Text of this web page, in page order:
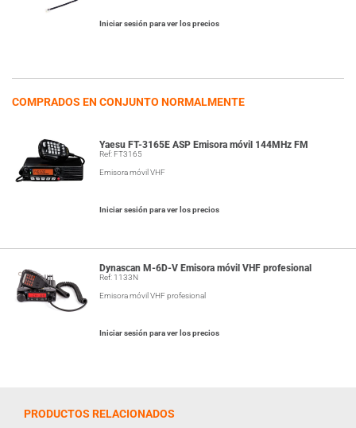
Iniciar sesión para ver los precios
COMPRADOS EN CONJUNTO NORMALMENTE
Yaesu FT-3165E ASP Emisora móvil 144MHz FM
Ref: FT3165
Emisora móvil VHF
Iniciar sesión para ver los precios
Dynascan M-6D-V Emisora móvil VHF profesional
Ref: 1133N
Emisora móvil VHF profesional
Iniciar sesión para ver los precios
PRODUCTOS RELACIONADOS